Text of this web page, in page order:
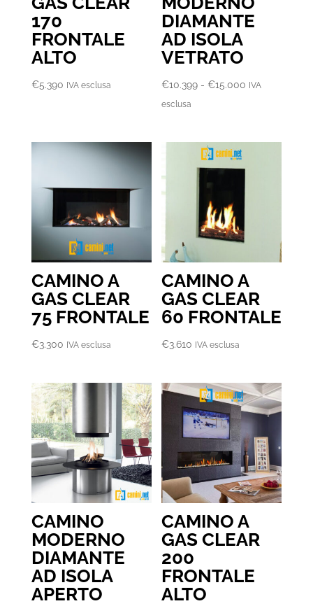
170
FRONTALE
ALTO
€5.390 IVA esclusa
DIAMANTE
AD ISOLA
VETRATO
€10.399 - €15.000 Fascia
IVA
esclusa
CAMINO A
GAS CLEAR
75 FRONTALE
€3.300 IVA esclusa
CAMINO A
GAS CLEAR
60 FRONTALE
€3.610 IVA esclusa
CAMINO
MODERNO
DIAMANTE
AD ISOLA
APERTO
CAMINO A
GAS CLEAR
200
FRONTALE
ALTO